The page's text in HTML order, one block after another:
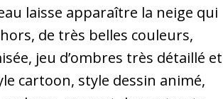
laisse apparaître la neige qui
de très belles couleurs,
jeu d’ombres très détaillé et
cartoon, style dessin animé,